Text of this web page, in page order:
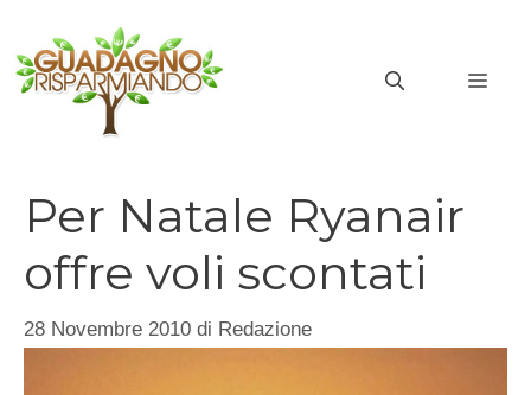
contenuto
Per Natale Ryanair
offre voli scontati
28 Novembre 2010 di Redazione